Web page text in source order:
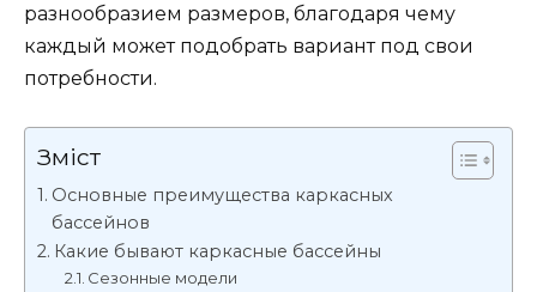
разнообразием размеров, благодаря чему
каждый может подобрать вариант под свои
потребности.
Зміст
Основные преимущества каркасных
бассейнов
Какие бывают каркасные бассейны
Сезонные модели